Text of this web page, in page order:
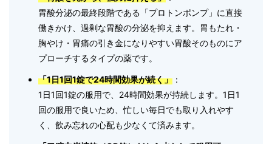
胃酸分泌の最終段階である「プロトンポンプ」に直接
働きかけ、過剰な胃酸の分泌を抑えます。胃もたれ・
胸やけ・胃痛の引き金になりやすい胃酸そのものにア
プローチするタイプの薬です。
「1日1回1錠で24時間効果が続く」：
1日1回1錠の服用で、24時間効果が持続します。1日1
回の服用で良いため、忙しい毎日でも取り入れやす
く、飲み忘れの心配も少なくて済みます。